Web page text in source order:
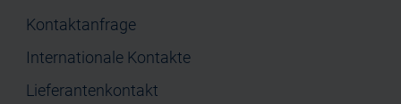
Kontaktanfrage
Internationale Kontakte
Lieferantenkontakt